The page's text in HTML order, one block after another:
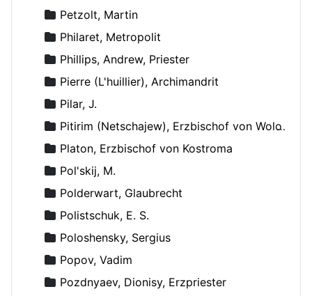
Petzolt, Martin
Philaret, Metropolit
Phillips, Andrew, Priester
Pierre (L'huillier), Archimandrit
Pilar, J.
Pitirim (Netschajew), Erzbischof von Wolokolamsk und Jurjew
Platon, Erzbischof von Kostroma
Pol'skij, M.
Polderwart, Glaubrecht
Polistschuk, E. S.
Poloshensky, Sergius
Popov, Vadim
Pozdnyaev, Dionisy, Erzpriester